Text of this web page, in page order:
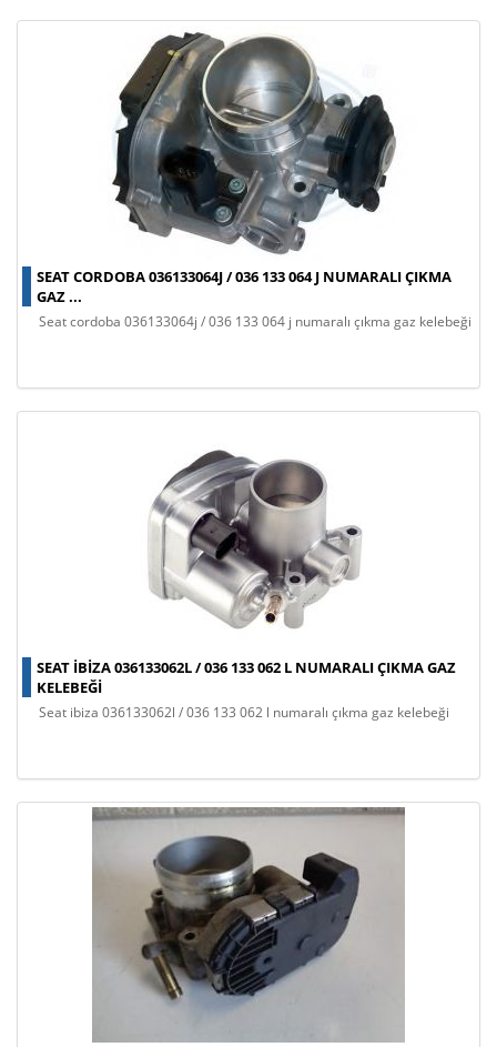
SEAT CORDOBA 036133064J / 036 133 064 J NUMARALI ÇIKMA
GAZ ...
seat cordoba 036133064j / 036 133 064 j numaralı çıkma gaz kelebeği
SEAT IBIZA 036133062L / 036 133 062 L NUMARALI ÇIKMA GAZ
KELEBEĞI
seat ibiza 036133062l / 036 133 062 l numaralı çıkma gaz kelebeği